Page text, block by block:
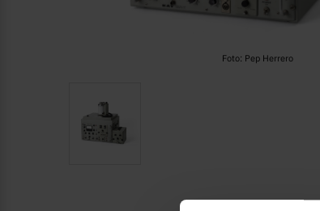
Foto: Pep Herrero